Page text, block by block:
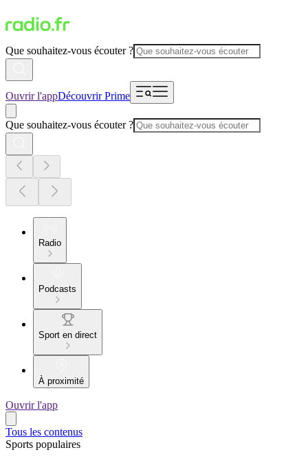
Que souhaitez-vous écouter ?
Ouvrir l'appDécouvrir Prime
Que souhaitez-vous écouter ?
Radio
Podcasts
Sport en direct
À proximité
Ouvrir l'app
Tous les contenus
Sports populaires